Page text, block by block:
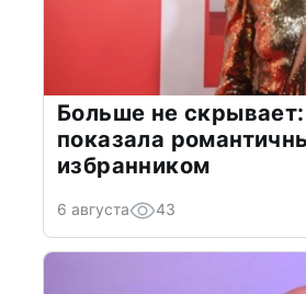
Больше не
показала
избранником
6 августа 43